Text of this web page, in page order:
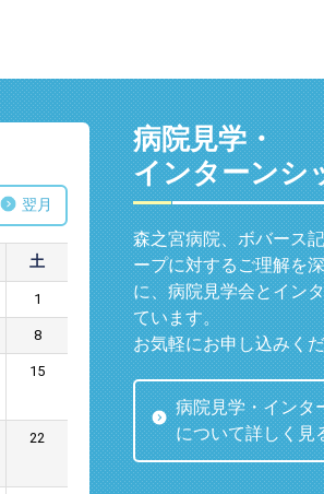
翌月
土
1
8
15
22
病院見学・
インターンシ
森之宮病院、ボバース
ープに対するご理解を
に、病院見学会とイン
ています。
お気軽にお申し込みく
病院見学・インタ
について詳しく見